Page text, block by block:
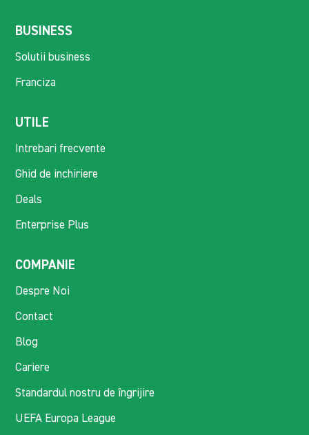
BUSINESS
Solutii business
Franciza
UTILE
Intrebari frecvente
Ghid de inchiriere
Deals
Enterprise Plus
COMPANIE
Despre Noi
Contact
Blog
Cariere
Standardul nostru de îngrijire
UEFA Europa League